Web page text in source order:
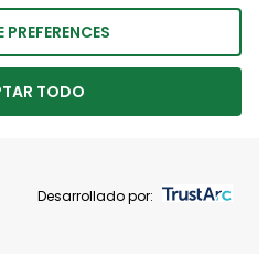
TODO
Desarrollado por: